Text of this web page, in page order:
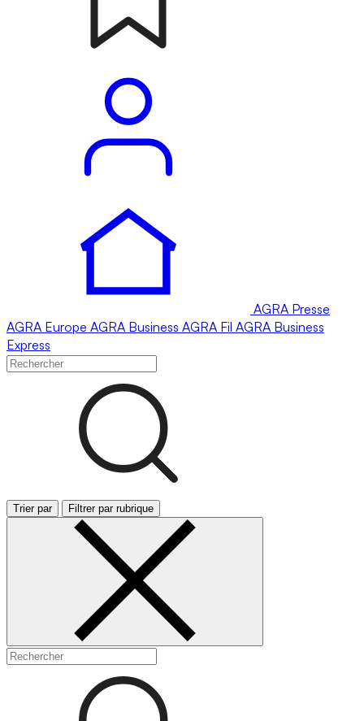
AGRA Presse
AGRA Europe AGRA Business AGRA Fil AGRA Business
Express
Trier par Filtrer par rubrique